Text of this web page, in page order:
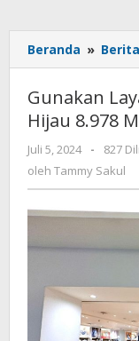
Beranda » Berita
Gunakan
Hijau 8.978
Juli 5, 2024
oleh
Tammy
-
827
oleh Tammy Sakul